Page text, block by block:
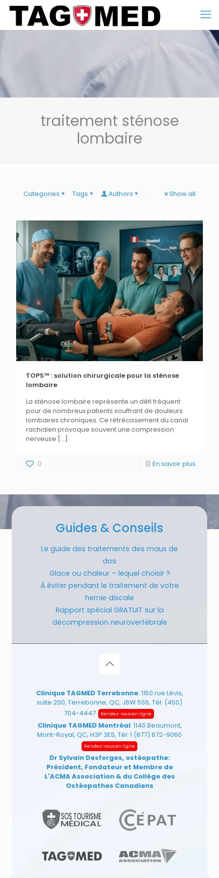
traitement sténose
lombaire
Categories Tags Authors Show all
TOPS™ : solution chirurgicale pour la sténose
lombaire
La sténose lombaire représente un défi fréquent
pour de nombreux patients souffrant de douleurs
lombaires chroniques. Ce rétrécissement du canal
rachidien provoque souvent une compression
nerveuse […]
0 En savoir plus
Guides & Conseils
Le guide des traitements des maux de
dos
Glace ou chaleur – lequel choisir ?
À éviter pendant le traitement de votre
hernie discale
Rapport spécial GRATUIT sur la
décompression neurovertébrale
Clinique TAGMED Terrebonne: 1150 rue Lévis,
suite 200, Terrebonne, QC, J6W 5S6, Tél: (450)
704-4447
Rendez-vous en ligne
Clinique TAGMED Montréal: 1140 Beaumont,
Mont-Royal, QC, H3P 3E5, Tél: 1 (877) 672-9060
Rendez-vous en ligne
Dr Sylvain Desforges, ostéopathe:
Président, Fondateur et Membre de
L'ACMA Association & du Collège des
Ostéopathes Canadiens